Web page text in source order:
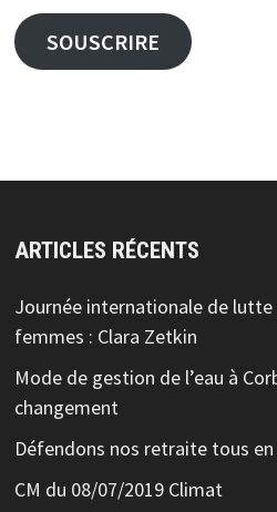
mail
SOUSCRIRE
ARTICLES RÉCENTS
Journée internationale de
femmes : Clara Zetkin
Mode de gestion de l’eau à
changement
Défendons nos retraite tous
CM du 08/07/2019 Climat